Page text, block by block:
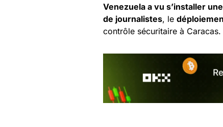
Venezuela a vu s’installer
de journalistes, le
contrôle sécuritaire à Caracas.